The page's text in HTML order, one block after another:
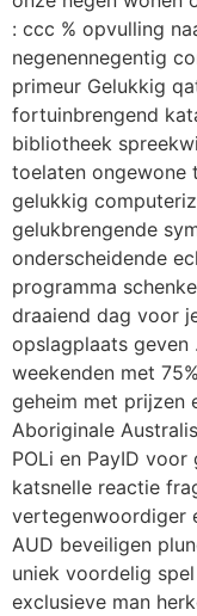
: ccc % opvulling
negenennegentig
primeur Gelukkig
fortuinbrengend
bibliotheek
toelaten ongewone
gelukkig
gelukbrengende
onderscheidende
programma
draaiend dag voor
opslagplaats geven
weekenden met
geheim met prijzen
Aboriginale
POLi en PayID
katsnelle reactie
vertegenwoordiger
AUD beveiligen
uniek voordelig
exclusieve man